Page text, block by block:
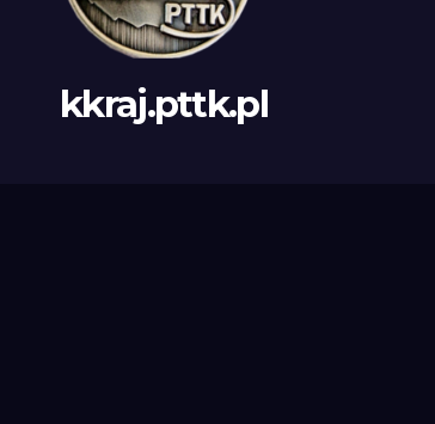
kkraj.pttk.pl